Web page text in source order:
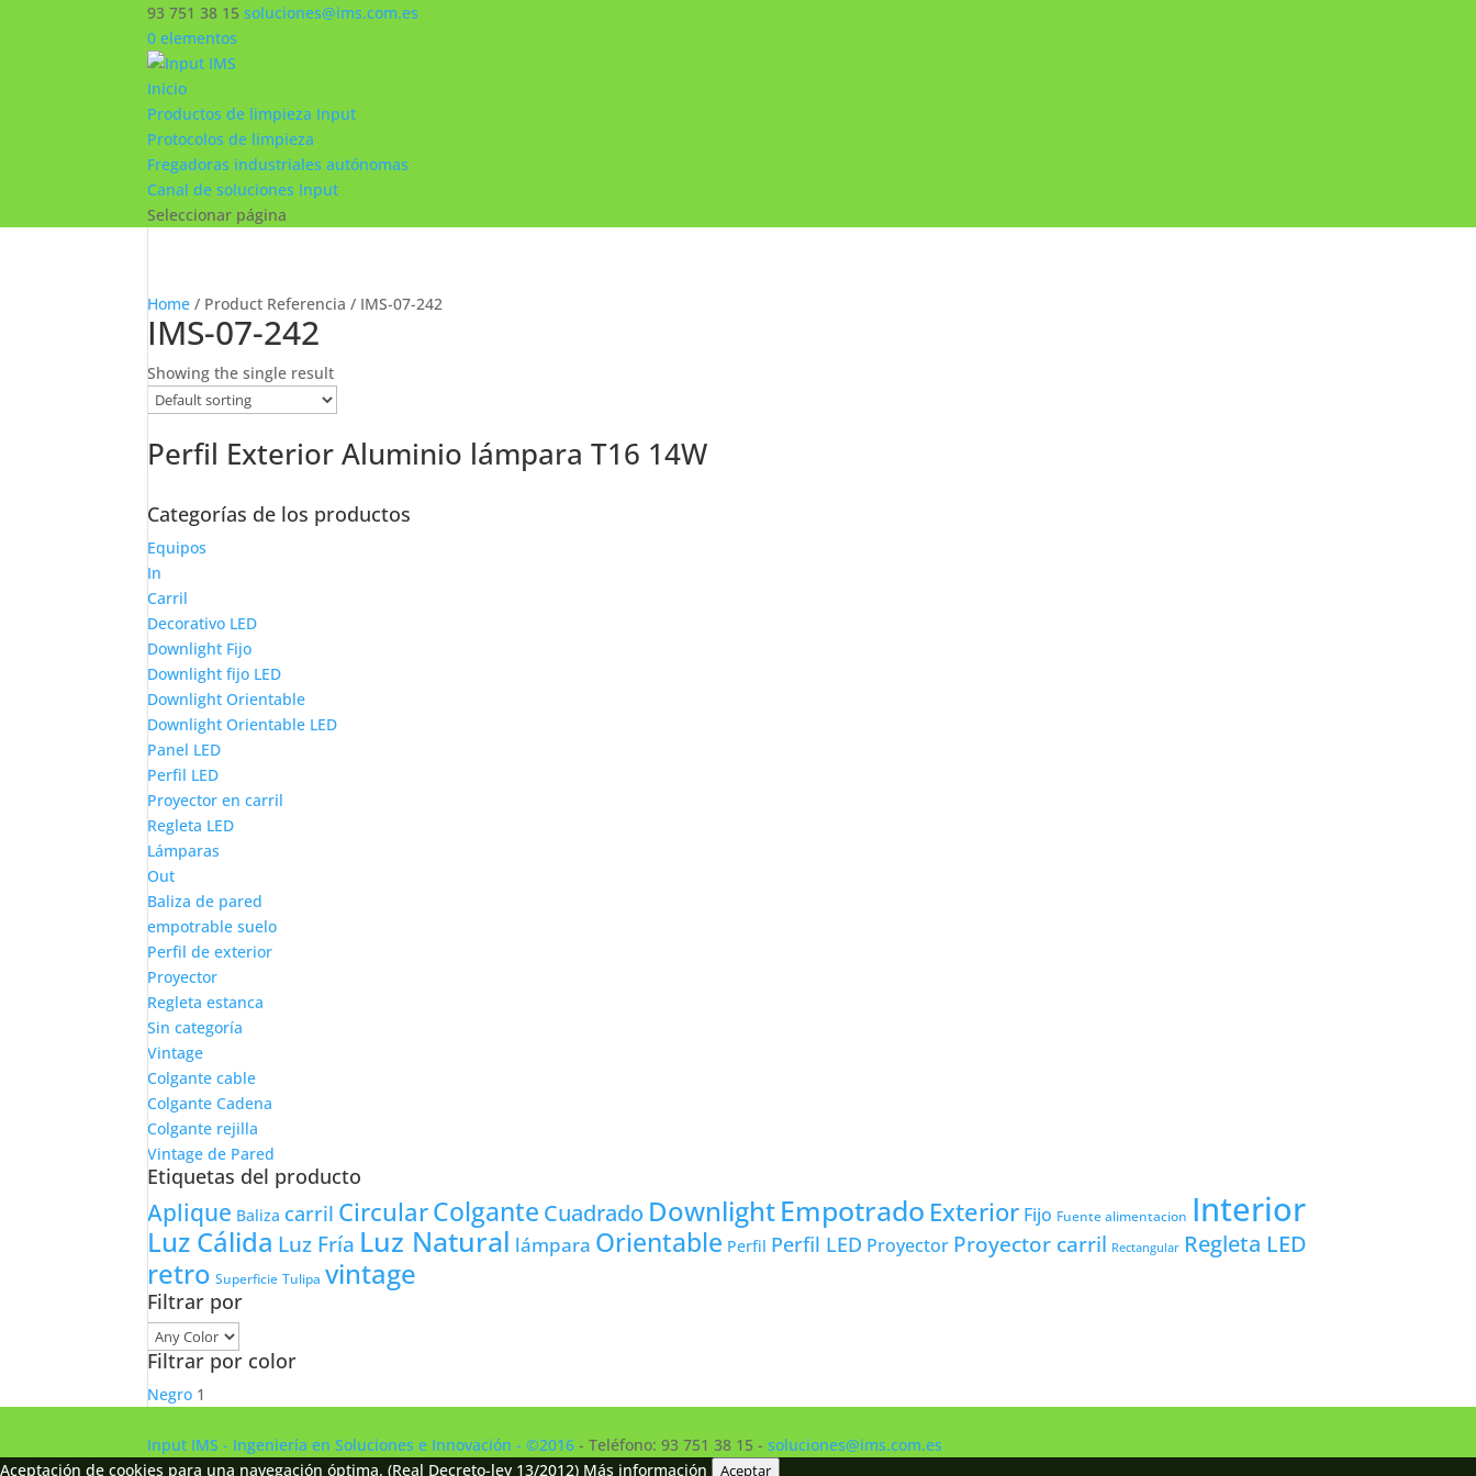
93 751 38 15 soluciones@ims.com.es
0 elementos
Inicio
Productos de limpieza Input
Protocolos de limpieza
Fregadoras industriales autónomas
Canal de soluciones Input
Seleccionar página
Home / Product Referencia / IMS-07-242
IMS-07-242
Showing the single result
Perfil Exterior Aluminio lámpara T16 14W
Categorías de los productos
Equipos
In
Carril
Decorativo LED
Downlight Fijo
Downlight fijo LED
Downlight Orientable
Downlight Orientable LED
Panel LED
Perfil LED
Proyector en carril
Regleta LED
Lámparas
Out
Baliza de pared
empotrable suelo
Perfil de exterior
Proyector
Regleta estanca
Sin categoría
Vintage
Colgante cable
Colgante Cadena
Colgante rejilla
Vintage de Pared
Etiquetas del producto
Aplique Baliza carril CircularColgante Cuadrado DownlightEmpotrado Exterior Fijo Fuente alimentacion Interior
Luz Cálida Luz Fría Luz Natural lámpara Orientable Perfil Perfil LED Proyector Proyector carril Rectangular Regleta LED
retro Superficie Tulipa vintage
Filtrar por
Filtrar por color
Negro 1
Input IMS - Ingeniería en Soluciones e Innovación - ©2016 - Teléfono: 93 751 38 15 -soluciones@ims.com.es
Aceptación de cookies para una navegación óptima. (Real Decreto-ley 13/2012) Más información Aceptar